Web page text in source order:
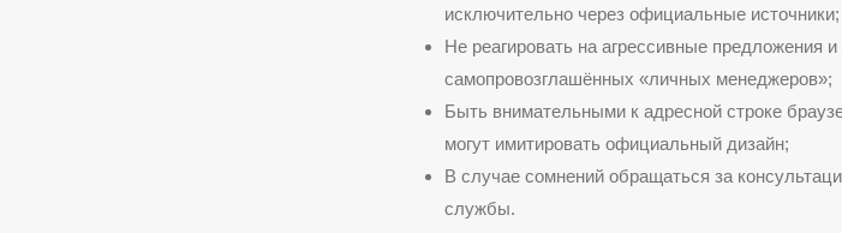
исключительно через официальные источники;
Не реагировать на агрессивные предложения
самопровозглашённых «личных менеджеров»;
Быть внимательными к адресной строке
могут имитировать официальный дизайн;
В случае сомнений обращаться за
службы.